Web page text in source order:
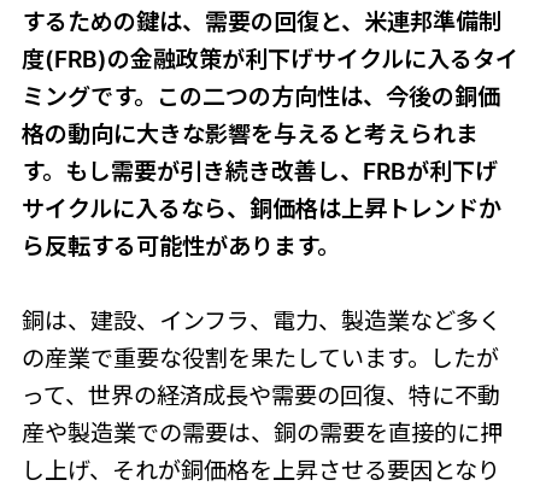
するための鍵は、需要の回復と、米連邦準備制
度(FRB)の金融政策が利下げサイクルに入るタイ
ミングです。この二つの方向性は、今後の銅価
格の動向に大きな影響を与えると考えられま
す。もし需要が引き続き改善し、FRBが利下げ
サイクルに入るなら、銅価格は上昇トレンドか
ら反転する可能性があります。
銅は、建設、インフラ、電力、製造業など多く
の産業で重要な役割を果たしています。したが
って、世界の経済成長や需要の回復、特に不動
産や製造業での需要は、銅の需要を直接的に押
し上げ、それが銅価格を上昇させる要因となり